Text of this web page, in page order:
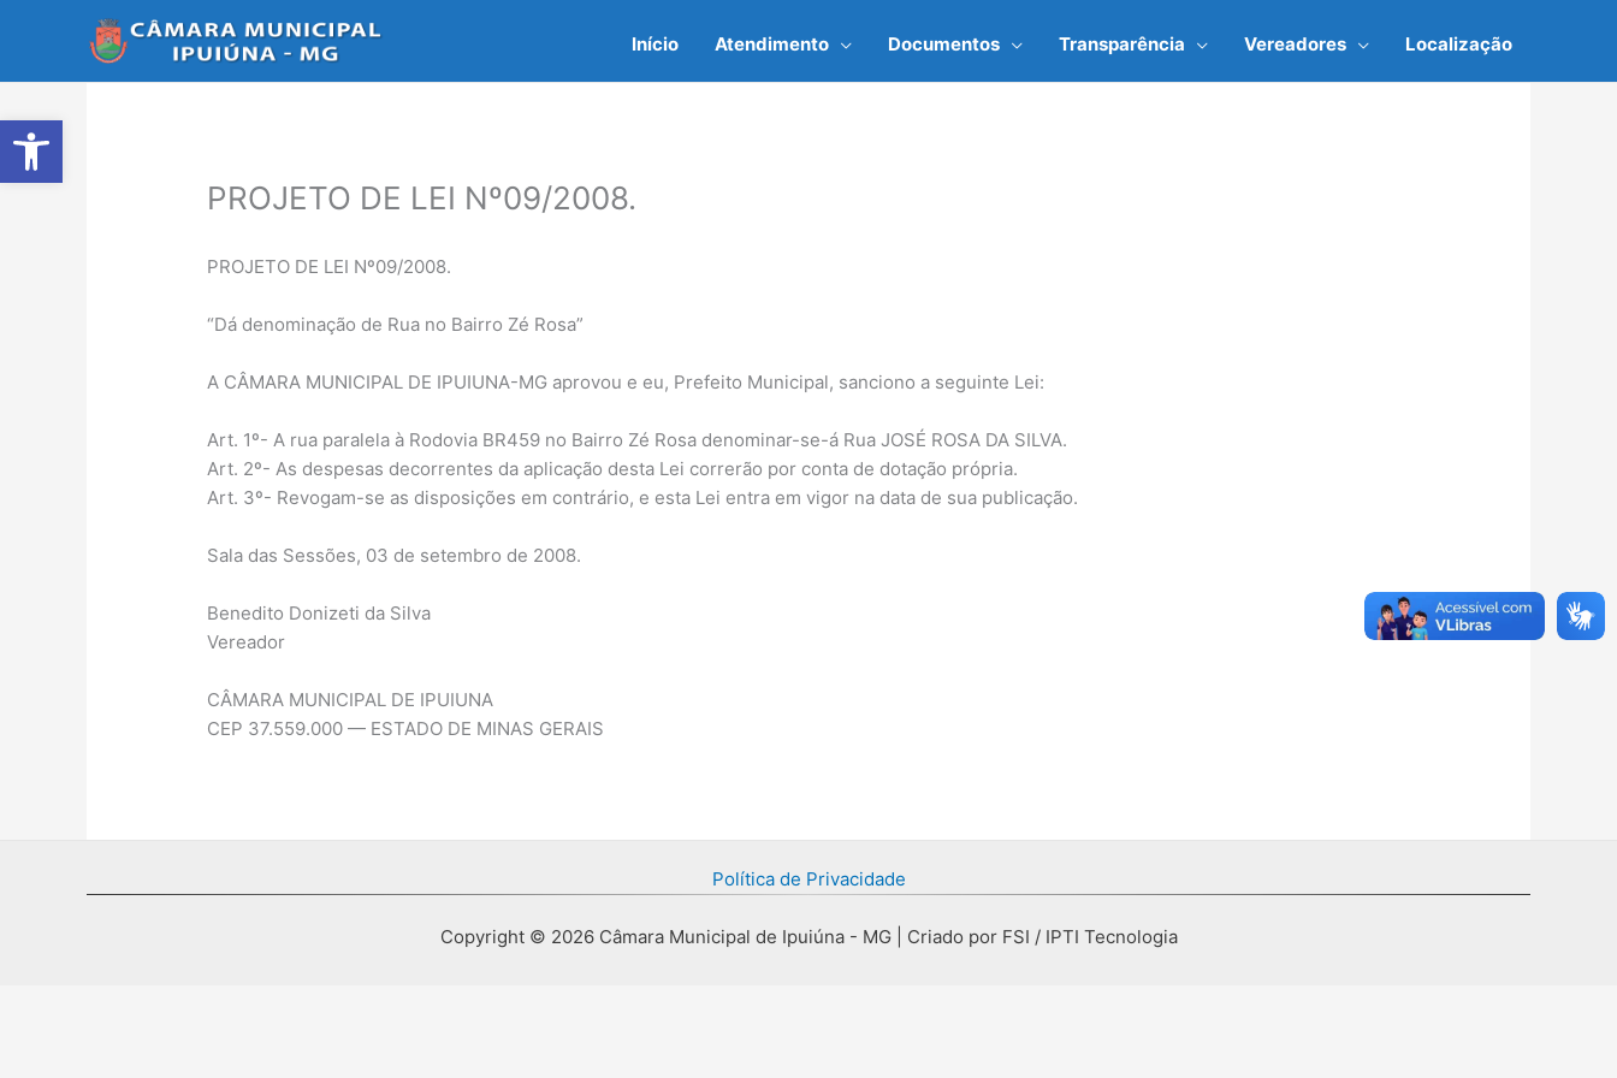
Abrir a barra de ferramentas
Início Atendimento Documentos Transparência Vereadores Localização
PROJETO DE LEI Nº09/2008.
PROJETO DE LEI Nº09/2008.
“Dá denominação de Rua no Bairro Zé Rosa”
A CÂMARA MUNICIPAL DE IPUIUNA-MG aprovou e eu, Prefeito Municipal, sanciono a seguinte Lei:
Art. 1º- A rua paralela à Rodovia BR459 no Bairro Zé Rosa denominar-se-á Rua JOSÉ ROSA DA SILVA.
Art. 2º- As despesas decorrentes da aplicação desta Lei correrão por conta de dotação própria.
Art. 3º- Revogam-se as disposições em contrário, e esta Lei entra em vigor na data de sua publicação.
Sala das Sessões, 03 de setembro de 2008.
Benedito Donizeti da Silva
Vereador
CÂMARA MUNICIPAL DE IPUIUNA
CEP 37.559.000 — ESTADO DE MINAS GERAIS
Política de Privacidade
Copyright © 2026 Câmara Municipal de Ipuiúna - MG | Criado por FSI / IPTI Tecnologia